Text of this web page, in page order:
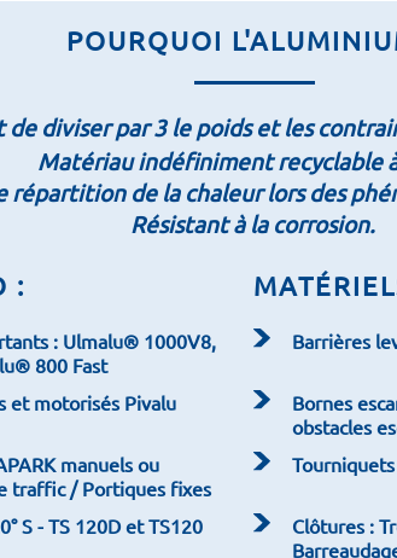
POURQUOI
diviser par 3 le poids et les
Matériau indéfiniment recyclable
de la chaleur lors des
Résistant à la corrosion.
:
: Ulmalu® 1000V8,
800 Fast
et motorisés Pivalu
manuels ou
traffic / Portiques fixes
S - TS 120D et TS120
Barrières
Bornes
obstacles
Clôtures :